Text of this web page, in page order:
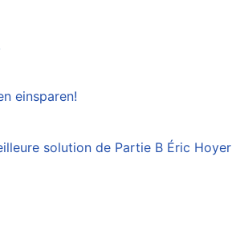
einsparen!
solution de Partie B Éric Hoyer